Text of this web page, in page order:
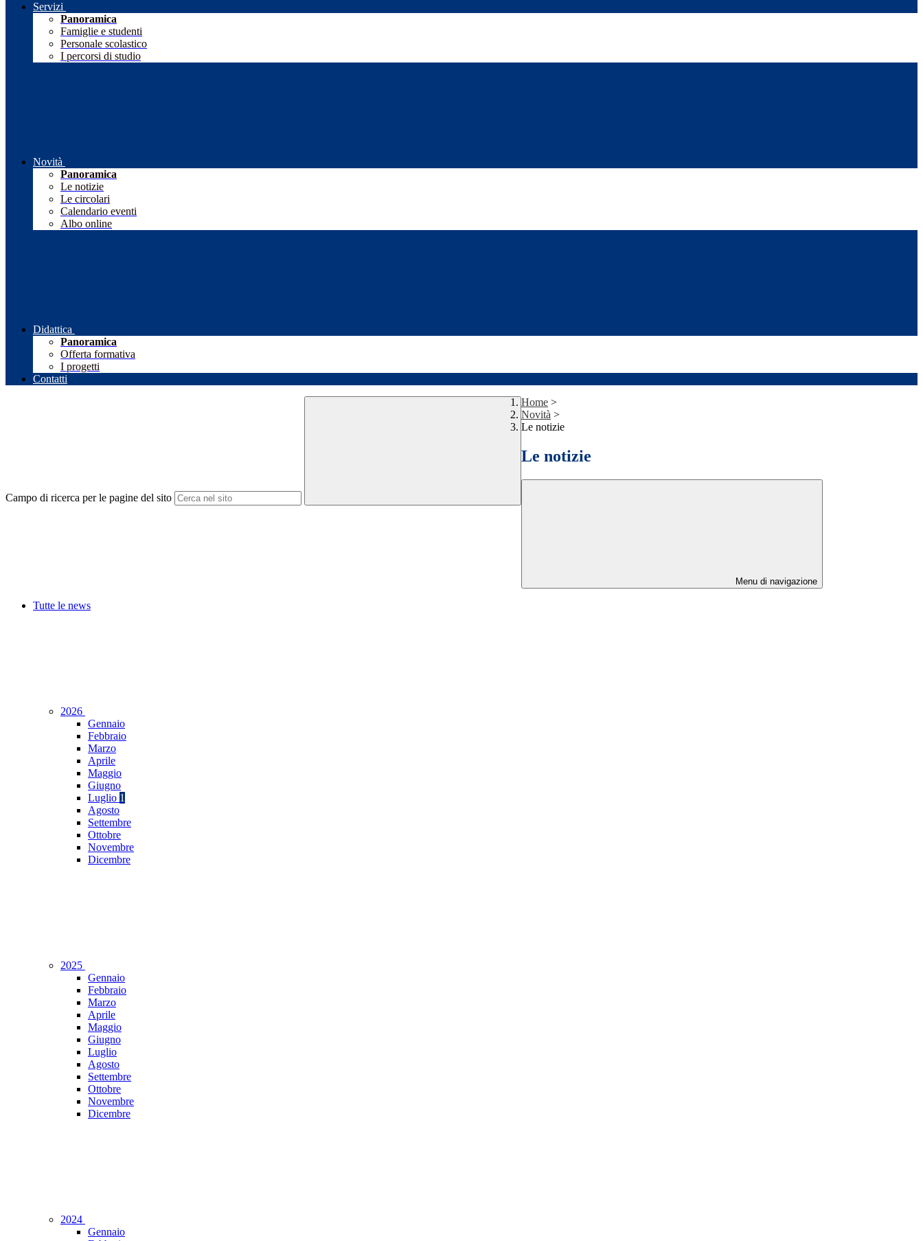
Servizi
Panoramica
Famiglie e studenti
Personale scolastico
I percorsi di studio
Novità
Panoramica
Le notizie
Le circolari
Calendario eventi
Albo online
Didattica
Panoramica
Offerta formativa
I progetti
Contatti
Campo di ricerca per le pagine del sito
Home >
Novità >
Le notizie
Le notizie
Menu di navigazione
Tutte le news
2026
Gennaio
Febbraio
Marzo
Aprile
Maggio
Giugno
Luglio 1
Agosto
Settembre
Ottobre
Novembre
Dicembre
2025
Gennaio
Febbraio
Marzo
Aprile
Maggio
Giugno
Luglio
Agosto
Settembre
Ottobre
Novembre
Dicembre
2024
Gennaio